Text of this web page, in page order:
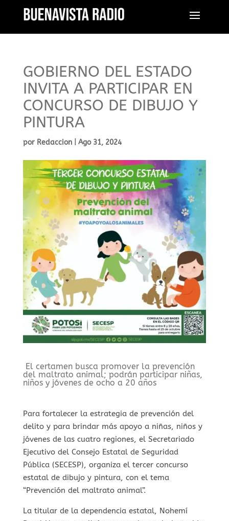
GOBIERNO DEL ESTADO
INVITA A PARTICIPAR EN
CONCURSO DE DIBUJO Y
PINTURA
por Redaccion| Ago 31, 2024
El certamen busca promover la prevención
del maltrato animal; podrán participar niñas,
niños y jóvenes de ocho a 20 años
Para fortalecer la estrategia de prevención del
delito y para brindar más apoyo a niñas, niños y
jóvenes de las cuatro regiones, el Secretariado
Ejecutivo del Consejo Estatal de Seguridad
Pública (SECESP), organiza el tercer concurso
estatal de dibujo y pintura, con el tema
“Prevención del maltrato animal”.
La titular de la dependencia estatal, Nohemí